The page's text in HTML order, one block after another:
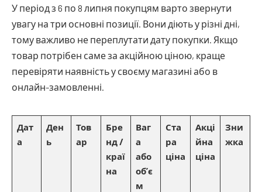
У період з 6 по 8 липня покупцям варто звернути
увагу на три основні позиції. Вони діють у різні дні,
тому важливо не переплутати дату покупки. Якщо
товар потрібен саме за акційною ціною, краще
перевіряти наявність у своєму магазині або в
онлайн-замовленні.
Дат
а
Ден
ь
Тов
ар
Бре
нд /
краї
на
Ваг
а
або
об’є
м
Ста
ра
ціна
Акці
йна
ціна
Зни
жка